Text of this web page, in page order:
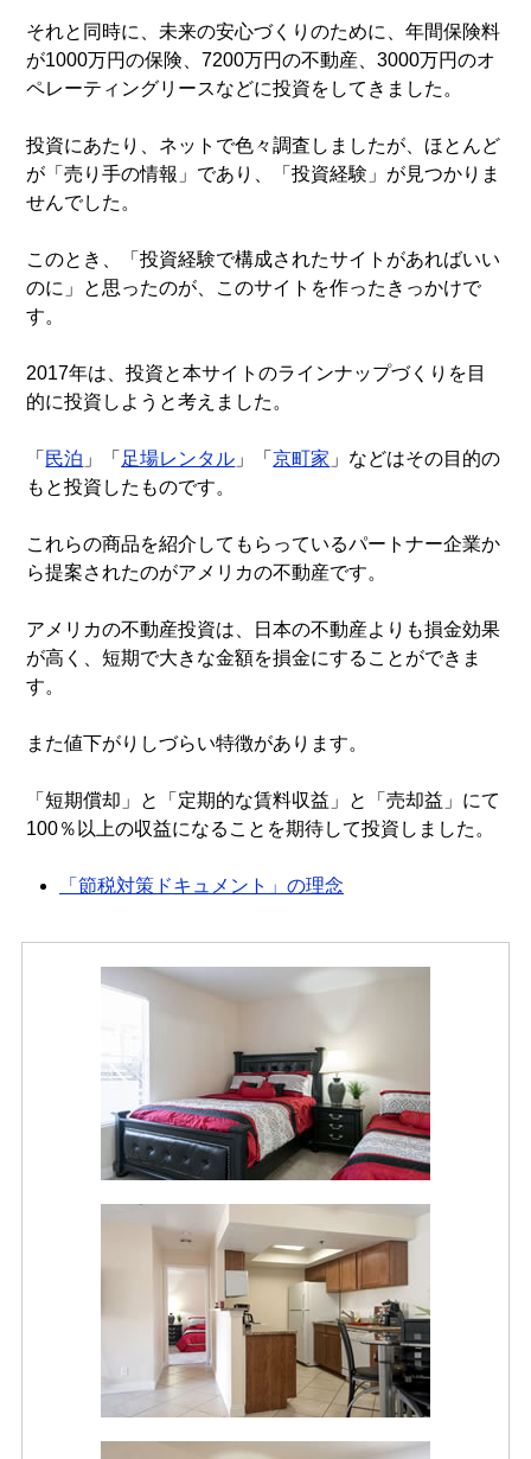
それと同時に、未来の安心づくりのために、年間保険料
が1000万円の保険、7200万円の不動産、3000万円のオ
ペレーティングリースなどに投資をしてきました。
投資にあたり、ネットで色々調査しましたが、ほとんど
が「売り手の情報」であり、「投資経験」が見つかりま
せんでした。
このとき、「投資経験で構成されたサイトがあればいい
のに」と思ったのが、このサイトを作ったきっかけで
す。
2017年は、投資と本サイトのラインナップづくりを目
的に投資しようと考えました。
「 民泊 」「 足場レンタル 」「京町家 」などはその目的の
もと投資したものです。
これらの商品を紹介してもらっているパートナー企業か
ら提案されたのがアメリカの不動産です。
アメリカの不動産投資は、日本の不動産よりも損金効果
が高く、短期で大きな金額を損金にすることができま
す。
また値下がりしづらい特徴があります。
「短期償却」と「定期的な賃料収益」と「売却益」にて
100％以上の収益になることを期待して投資しました。
「節税対策ドキュメント」の理念